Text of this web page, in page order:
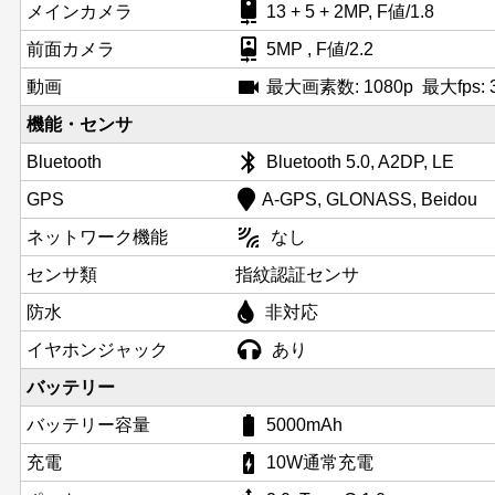
メインカメラ camera_rear 13 + 5 + 2MP, F値/1.8
前面カメラ
camera_front 5MP , F値/2.2
動画
videocam 最大画素数: 1080p 最大fps:
機能・センサ
Bluetooth
bluetooth
Bluetooth 5.0, A2DP, LE
GPS
A-GPS, GLONASS, Beidou
ネットワーク機能
leak_add
なし
センサ類
指紋認証センサ
防水
非対応
イヤホンジャック
あり
バッテリー
バッテリー容量
battery_std
5000mAh
充電
battery_charging_full
10W通常充電